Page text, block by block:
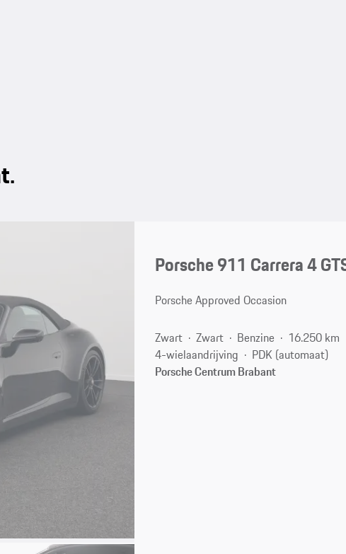
Porsche 911 Carrera 4
Porsche Approved Occasion
Zwart Zwart Benzine
16.250 km
4-wielaandrijving
PDK (automaat)
Porsche Centrum Brabant